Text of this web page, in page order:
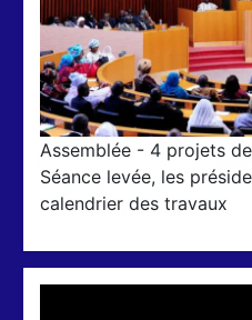
Assemblée - 4 projets
Séance levée, les
calendrier des travaux